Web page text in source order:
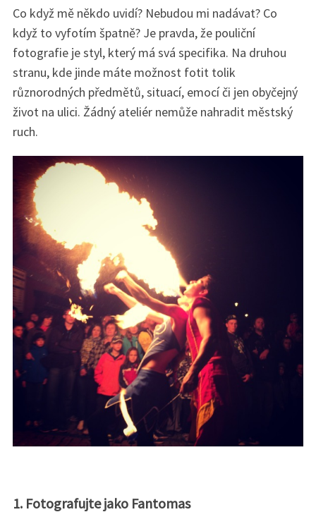
Co když mě někdo uvidí? Nebudou mi nadávat? Co
když to vyfotím špatně? Je pravda, že pouliční
fotografie je styl, který má svá specifika. Na druhou
stranu, kde jinde máte možnost fotit tolik
různorodných předmětů, situací, emocí či jen obyčejný
život na ulici. Žádný ateliér nemůže nahradit městský
ruch.
1. Fotografujte jako Fantomas